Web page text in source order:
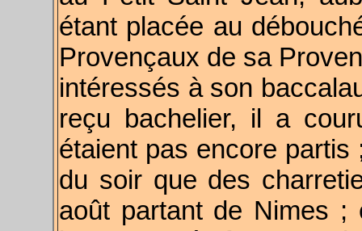
étant placée au
Provençaux de sa
intéressés à son
reçu bachelier, il a
étaient pas encore
du soir que des
août partant de Nimes ;